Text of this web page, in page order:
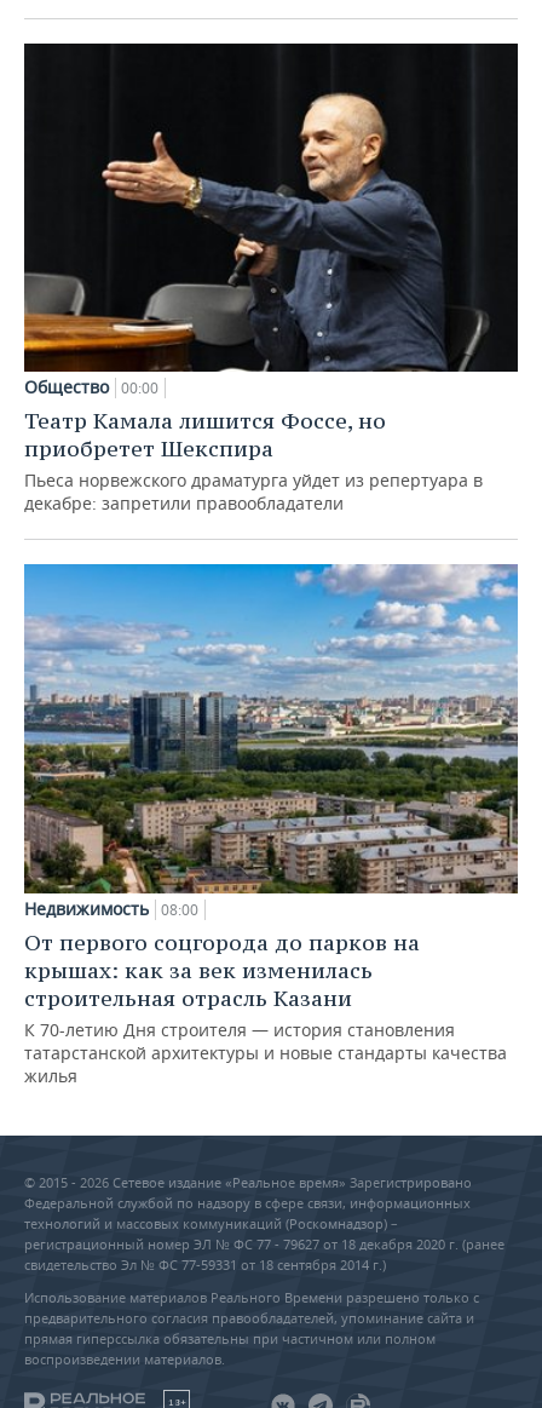
Общество 00:00
Театр Камала лишится Фоссе, но
приобретет Шекспира
Пьеса норвежского драматурга уйдет из репертуара в
декабре: запретили правообладатели
Недвижимость 08:00
От первого соцгорода до парков на
крышах: как за век изменилась
строительная отрасль Казани
К 70-летию Дня строителя — история становления
татарстанской архитектуры и новые стандарты качества
жилья
© 2015 - 2026 Сетевое издание «Реальное время» Зарегистрировано
Федеральной службой по надзору в сфере связи, информационных
технологий и массовых коммуникаций (Роскомнадзор) –
регистрационный номер ЭЛ № ФС 77 - 79627 от 18 декабря 2020 г. (ранее
свидетельство Эл № ФС 77-59331 от 18 сентября 2014 г.)
Использование материалов Реального Времени разрешено только с
предварительного согласия правообладателей, упоминание сайта и
прямая гиперссылка обязательны при частичном или полном
воспроизведении материалов.
18+